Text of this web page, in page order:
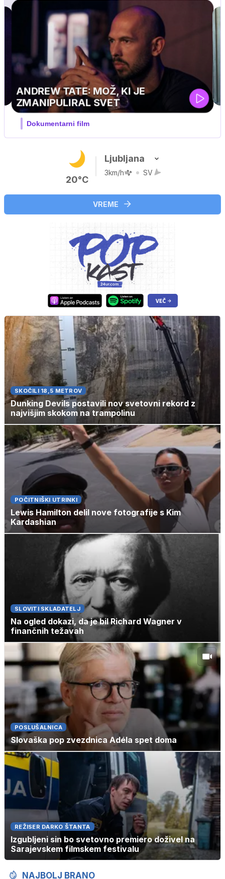
20°C
Ljubljana
3km/h SV
VREME
SKOČILI 18,5 METROV
Dunking Devils postavili nov svetovni rekord z
najvišjim skokom na trampolinu
POČITNIŠKI UTRINKI
Lewis Hamilton delil nove fotografije s Kim
Kardashian
SLOVITI SKLADATELJ
Na ogled dokazi, da je bil Richard Wagner v
finančnih težavah
POSLUŠALNICA
Slovaška pop zvezdnica Adéla spet doma
REŽISER DARKO ŠTANTA
Izgubljeni sin bo svetovno premiero doživel na
Sarajevskem filmskem festivalu
NAJBOLJ BRANO